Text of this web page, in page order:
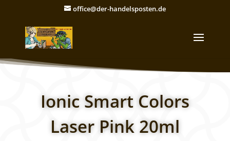
office@der-handelsposten.de
Ionic Smart Colors
Laser Pink 20ml